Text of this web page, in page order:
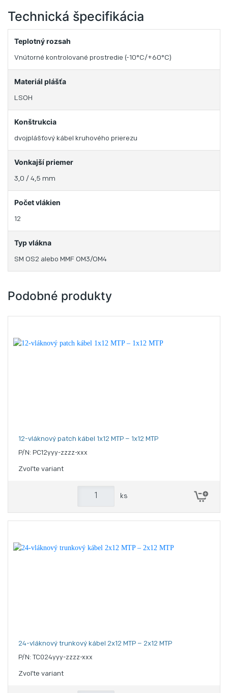
Technická špecifikácia
Teplotný rozsah
Vnútorné kontrolované prostredie (-10°C/+60°C)
Materiál plášťa
LSOH
Konštrukcia
dvojplášťový kábel kruhového prierezu
Vonkajší priemer
3,0 / 4,5 mm
Počet vlákien
12
Typ vlákna
SM OS2 alebo MMF OM3/OM4
Podobné produkty
12-vláknový patch kábel 1x12 MTP – 1x12 MTP
P/N: PC12yyy-zzzz-xxx
Zvoľte variant
ks
24-vláknový trunkový kábel 2x12 MTP – 2x12 MTP
P/N: TC024yyy-zzzz-xxx
Zvoľte variant